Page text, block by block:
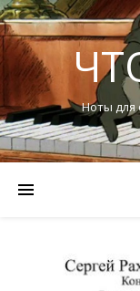
Ноты для